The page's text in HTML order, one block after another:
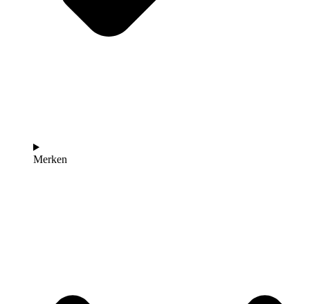
Merken